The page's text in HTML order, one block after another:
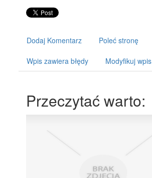
Dodaj Komentarz Poleć stronę
Wpis zawiera błędy Modyfikuj wpis
Przeczytać warto: